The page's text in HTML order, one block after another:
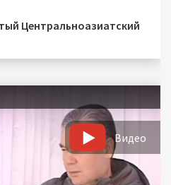
Центральноазиатский
Видео